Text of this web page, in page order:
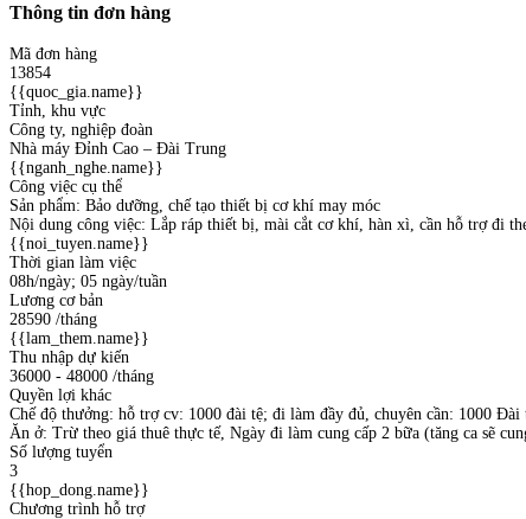
Thông tin đơn hàng
Mã đơn hàng
13854
{{quoc_gia.name}}
Tỉnh, khu vực
Công ty, nghiệp đoàn
Nhà máy Đỉnh Cao – Đài Trung
{{nganh_nghe.name}}
Công việc cụ thể
Sản phẩm: Bảo dưỡng, chế tạo thiết bị cơ khí may móc
Nội dung công việc: Lắp ráp thiết bị, mài cắt cơ khí, hàn xì, cần hỗ trợ đi
{{noi_tuyen.name}}
Thời gian làm việc
08h/ngày; 05 ngày/tuần
Lương cơ bản
28590 /tháng
{{lam_them.name}}
Thu nhập dự kiến
36000 - 48000 /tháng
Quyền lợi khác
Chế độ thưởng: hỗ trợ cv: 1000 đài tệ; đi làm đầy đủ, chuyên cần: 1000
Ăn ở: Trừ theo giá thuê thực tế, Ngày đi làm cung cấp 2 bữa (tăng ca sẽ
Số lượng tuyển
3
{{hop_dong.name}}
Chương trình hỗ trợ